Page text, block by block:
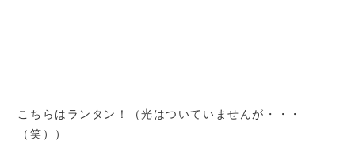
こちらはランタン！（光はついていませんが・・・
（笑））